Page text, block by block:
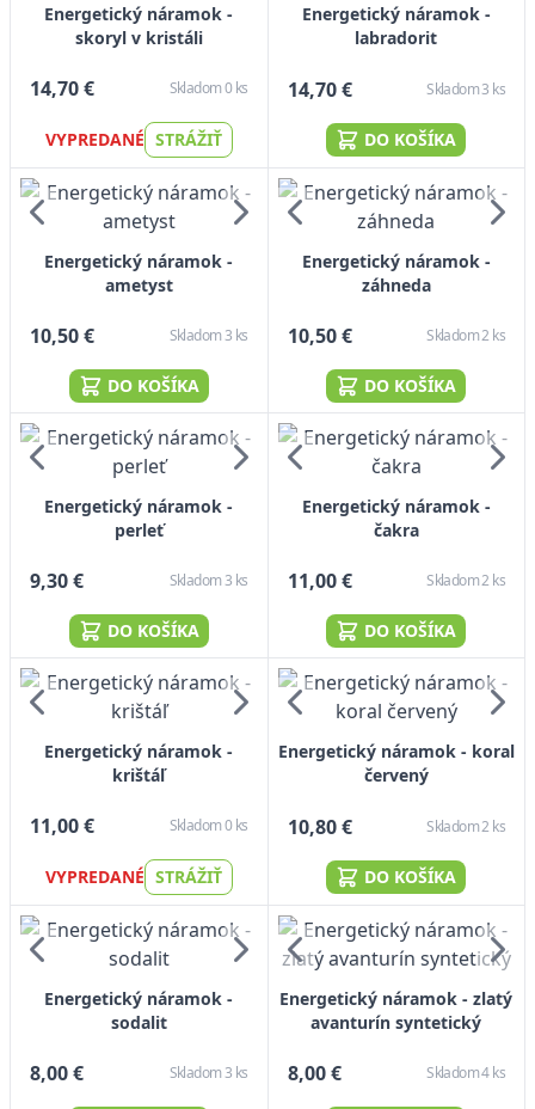
Energetický náramok -
skoryl v kristáli
14,70 € Skladom 0 ks
VYPREDANÉ STRÁŽIŤ
Energetický náramok -
labradorit
14,70 € Skladom 3 ks
DO KOŠÍKA
Energetický náramok -
ametyst
10,50 € Skladom 3 ks
DO KOŠÍKA
Energetický náramok -
záhneda
10,50 € Skladom 2 ks
DO KOŠÍKA
Energetický náramok -
perleť
9,30 € Skladom 3 ks
DO KOŠÍKA
Energetický náramok -
čakra
11,00 € Skladom 2 ks
DO KOŠÍKA
Energetický náramok -
krištáľ
11,00 € Skladom 0 ks
VYPREDANÉ STRÁŽIŤ
Energetický náramok - koral
červený
10,80 € Skladom 2 ks
DO KOŠÍKA
Energetický náramok -
sodalit
8,00 € Skladom 3 ks
Energetický náramok - zlatý
avanturín syntetický
8,00 € Skladom 4 ks